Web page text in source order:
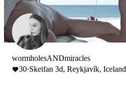
wormholesANDmiracles
30·Skeifan 3d, Reykjavík, Iceland